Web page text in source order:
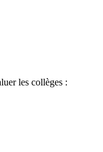
les collèges :